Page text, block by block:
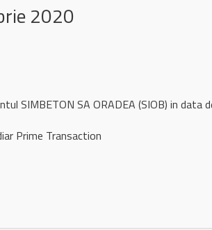
2020
SIMBETON SA ORADEA (SIOB) in data
Prime Transaction